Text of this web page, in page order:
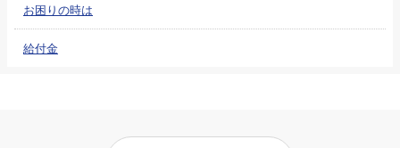
お困りの時は
給付金